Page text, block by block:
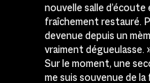
nouvelle salle
fraîchement restauré.
devenue depuis un
vraiment dégueulasse.
Sur le moment, une
me suis souvenue de